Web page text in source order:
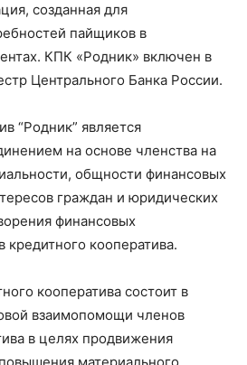
созданная для
пайщиков в
КПК «Родник» включен в
Центрального Банка России.
“Родник” является
на основе членства на
общности финансовых
граждан и юридических
финансовых
кредитного кооператива.
кооператива состоит в
взаимопомощи членов
в целях продвижения